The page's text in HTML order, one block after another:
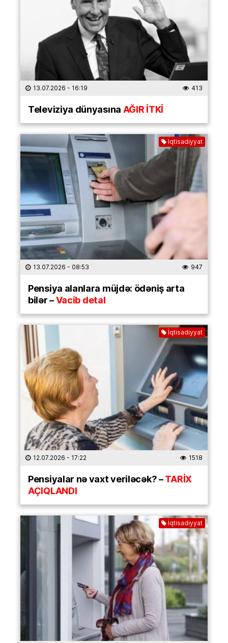
13.07.2026 - 16:19 413
Televiziya dünyasınaAĞIR İTKİ
İqtisadiyyat
13.07.2026 - 08:53 947
Pensiya alanlara müjdə: ödəniş arta
bilər –Vacib detal
İqtisadiyyat
12.07.2026 - 17:22 1518
Pensiyalar nə vaxt veriləcək? –TARİX
AÇIQLANDI
İqtisadiyyat